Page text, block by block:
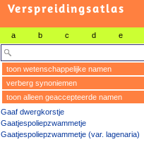
Verspreidingsatlas
a b c d e
toon wetenschappelijke namen
verberg synoniemen
toon alleen geaccepteerde namen
Gaaf dwergkorstje
Gaatjespoliepzwammetje
Gaatjespoliepzwammetje (var. lagenaria)